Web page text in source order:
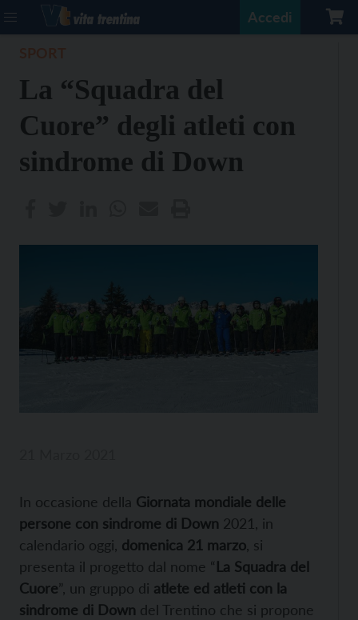
Accedi
La “Squadra del
Cuore” degli atleti con
sindrome di Down
In occasione della Giornata mondiale delle
persone con sindrome di Down 2021, in
calendario oggi, domenica 21 marzo , si
presenta il progetto dal nome “La Squadra del
Cuore”, un gruppo di atlete ed atleti con la
sindrome di Down del Trentino che si propone